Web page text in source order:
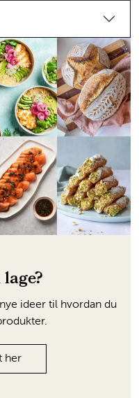
ideer til hvordan du
her